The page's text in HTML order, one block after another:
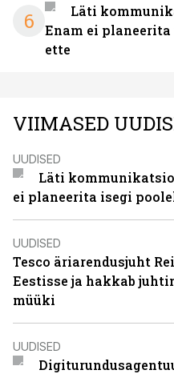
6
Läti
Enam ei
ette
VIIMASED
UUDISED
Läti
ei planeerita isegi
UUDISED
Tesco äriarendusjuht
Eestisse ja hakkab
müüki
UUDISED